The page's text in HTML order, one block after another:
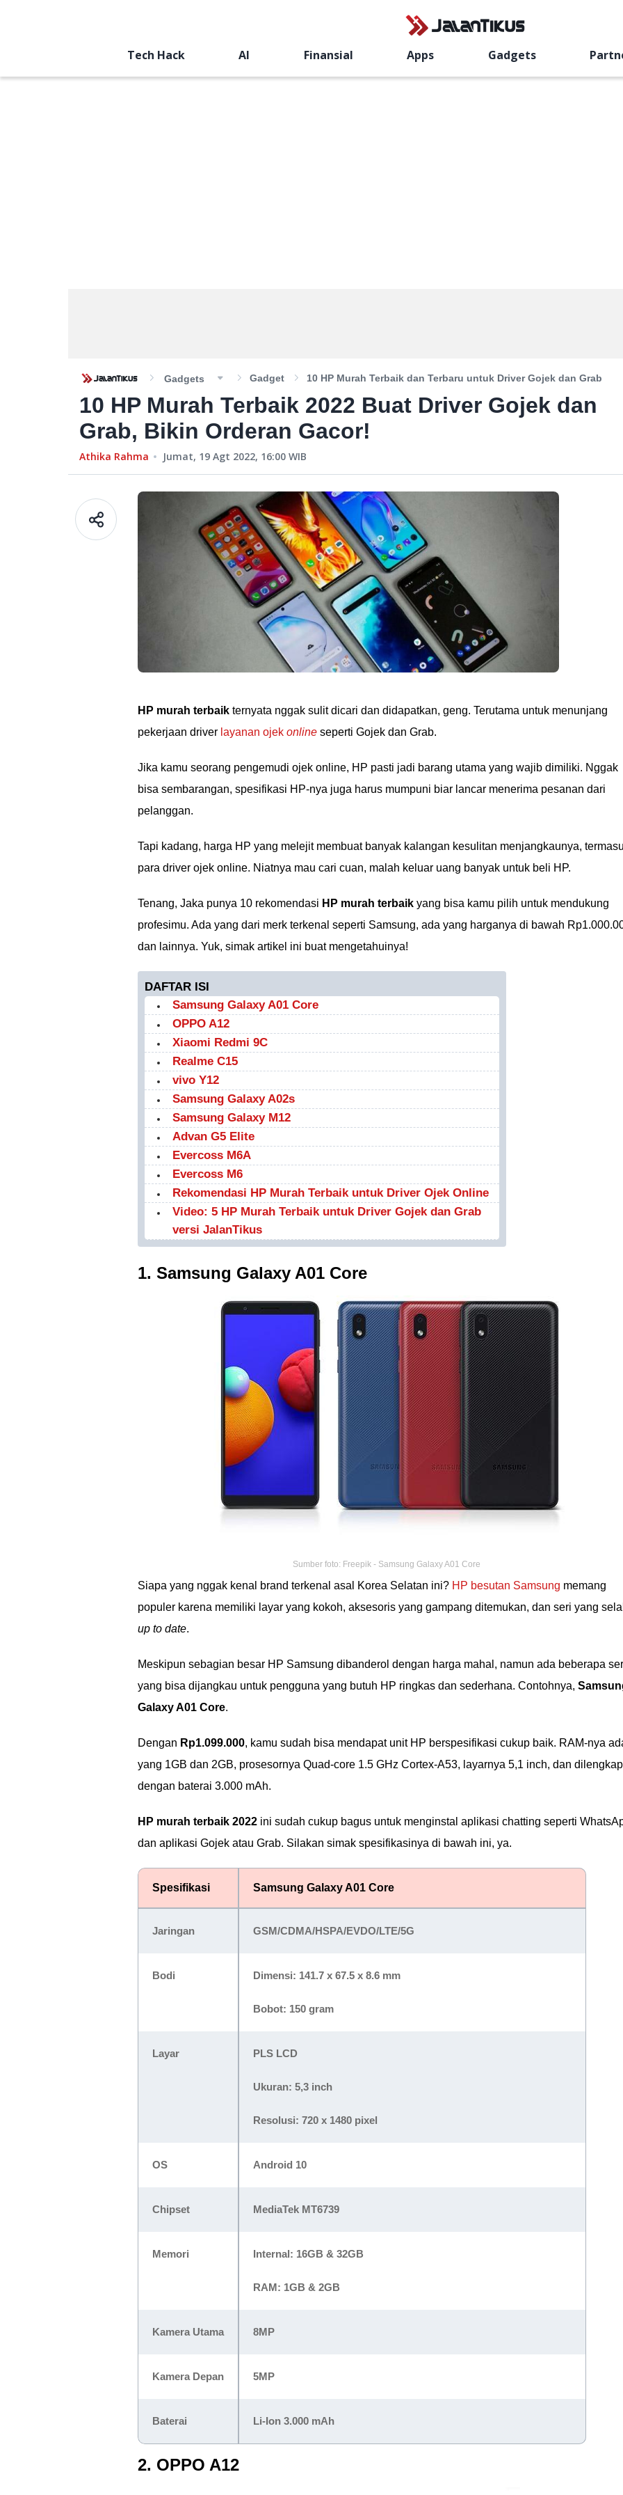
Tech Hack AI Finansial Apps Gadgets
Gadgets Gadget 10 HP Murah Terbaik dan Terbaru untuk Driver Gojek dan Grab
10 HP Murah Terbaik 2022 Buat Driver Gojek dan
Grab, Bikin Orderan Gacor!
Athika Rahma Jumat, 19 Agt 2022, 16:00 WIB
HP murah terbaik ternyata nggak sulit dicari dan didapatkan, geng. Terutama untuk menunjang
pekerjaan driver layanan ojek online seperti Gojek dan Grab.
Jika kamu seorang pengemudi ojek online, HP pasti jadi barang utama yang wajib dimiliki. Nggak
bisa sembarangan, spesifikasi HP-nya juga harus mumpuni biar lancar menerima pesanan dari
pelanggan.
Tapi kadang, harga HP yang melejit membuat banyak kalangan kesulitan menjangkaunya,
para driver ojek online. Niatnya mau cari cuan, malah keluar uang banyak untuk beli HP.
Tenang, Jaka punya 10 rekomendasi HP murah terbaik yang bisa kamu pilih untuk mendukung
profesimu. Ada yang dari merk terkenal seperti Samsung, ada yang harganya di bawah
dan lainnya. Yuk, simak artikel ini buat mengetahuinya!
DAFTAR ISI
Samsung Galaxy A01 Core
OPPO A12
Xiaomi Redmi 9C
Realme C15
vivo Y12
Samsung Galaxy A02s
Samsung Galaxy M12
Advan G5 Elite
Evercoss M6A
Evercoss M6
Rekomendasi HP Murah Terbaik untuk Driver Ojek Online
Video: 5 HP Murah Terbaik untuk Driver Gojek dan Grab
versi JalanTikus
1. Samsung Galaxy A01 Core
Sumber foto: Freepik - Samsung Galaxy A01 Core
Siapa yang nggak kenal brand terkenal asal Korea Selatan ini? HP besutan Samsung memang
populer karena memiliki layar yang kokoh, aksesoris yang gampang ditemukan, dan seri yang
up to date.
Meskipun sebagian besar HP Samsung dibanderol dengan harga mahal, namun ada beberapa
yang bisa dijangkau untuk pengguna yang butuh HP ringkas dan sederhana. Contohnya,
Galaxy A01 Core.
Dengan Rp1.099.000, kamu sudah bisa mendapat unit HP berspesifikasi cukup baik. RAM-nya
yang 1GB dan 2GB, prosesornya Quad-core 1.5 GHz Cortex-A53, layarnya 5,1 inch, dan
dengan baterai 3.000 mAh.
HP murah terbaik 2022 ini sudah cukup bagus untuk menginstal aplikasi chatting seperti
dan aplikasi Gojek atau Grab. Silakan simak spesifikasinya di bawah ini, ya.
Spesifikasi Samsung Galaxy A01 Core
Jaringan GSM/CDMA/HSPA/EVDO/LTE/5G
Bodi Dimensi: 141.7 x 67.5 x 8.6 mm
Bobot: 150 gram
Layar PLS LCD
Ukuran: 5,3 inch
Resolusi: 720 x 1480 pixel
OS Android 10
Chipset MediaTek MT6739
Memori Internal: 16GB & 32GB
RAM: 1GB & 2GB
Kamera Utama 8MP
Kamera Depan 5MP
Baterai Li-Ion 3.000 mAh
2. OPPO A12